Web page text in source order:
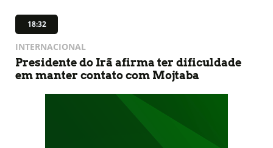
18:32
INTERNACIONAL
Presidente do Irã afirma ter dificuldade
em manter contato com Mojtaba